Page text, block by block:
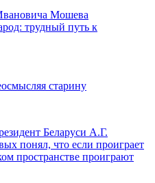
Мошева
трудный путь к
старину
Беларуси А.Г.
понял, что если проиграет
пространстве проиграют